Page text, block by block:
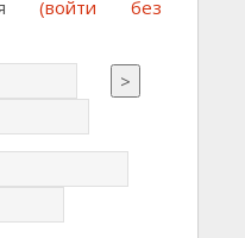
(войти без
>